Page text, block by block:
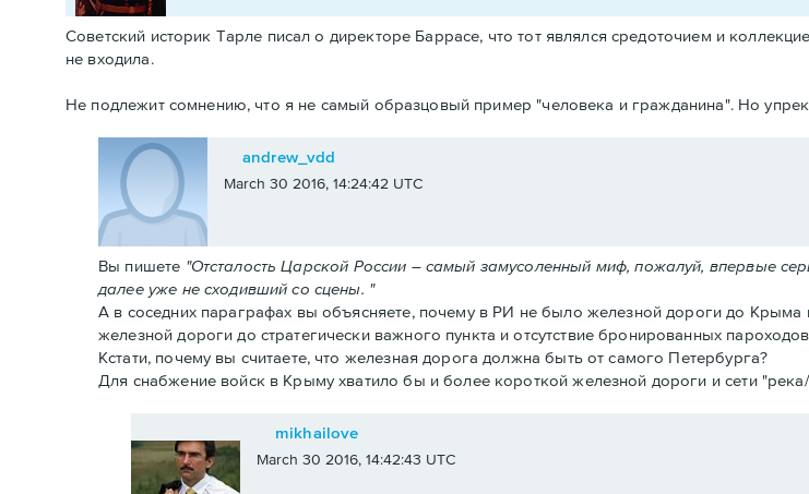
Советский историк Тарле писал о директоре Баррасе, что тот являлся средоточием и
не входила.
Не подлежит сомнению, что я не самый образцовый пример "человека и гражданина". Но
andrew_vdd
March 30 2016, 14:24:42 UTC
Вы пишете "Отсталость Царской России – самый замусоленный миф, пожалуй, впервые
далее уже не сходивший со сцены. "
А в соседних параграфах вы объясняете, почему в РИ не было железной дороги до Крыма
железной дороги до стратегически важного пункта и отсутствие бронированных
Кстати, почему вы считаете, что железная дорога должна быть от самого Петербурга?
Для снабжение войск в Крыму хватило бы и более короткой железной дороги и сети
mikhailove
March 30 2016, 14:42:43 UTC